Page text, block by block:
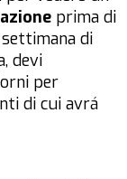
prima di
di
devi
per
di cui avrá